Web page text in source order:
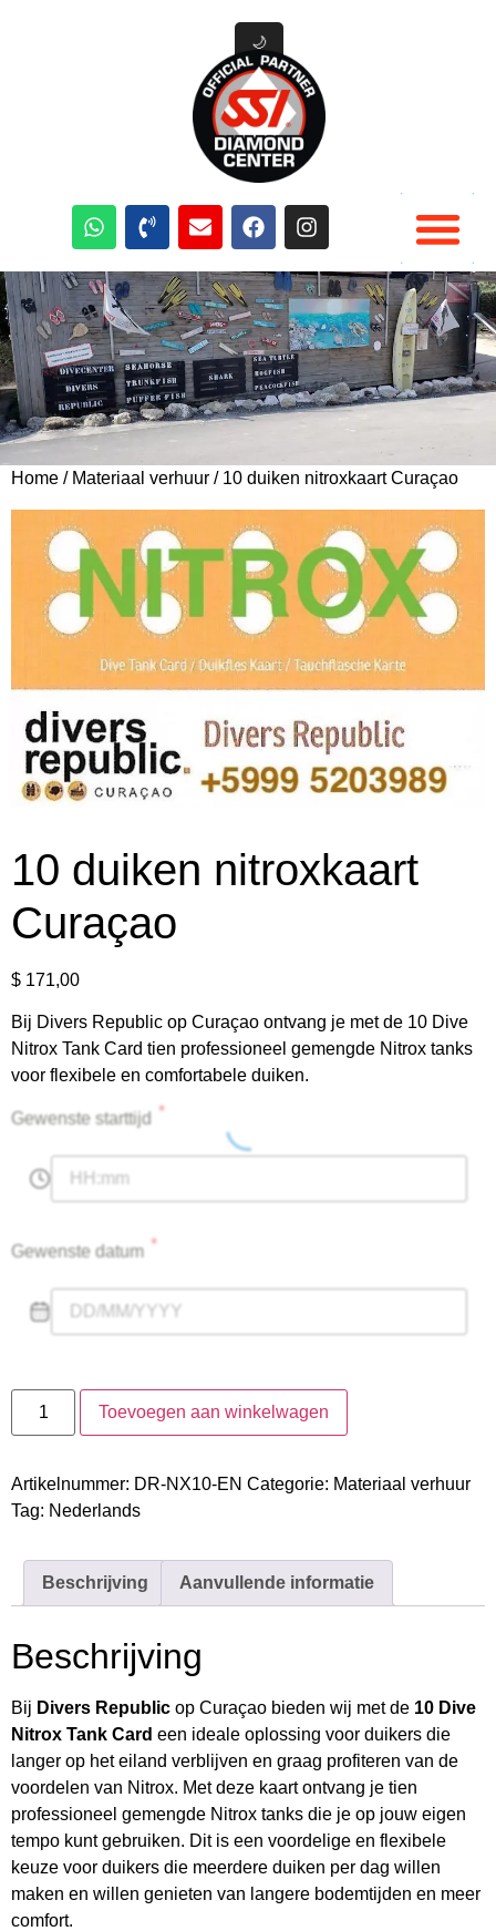
🌙
Home / Materiaal verhuur / 10 duiken nitroxkaart Curaçao
10 duiken nitroxkaart
Curaçao
$ 171,00
Bij Divers Republic op Curaçao ontvang je met de 10 Dive
Nitrox Tank Card tien professioneel gemengde Nitrox tanks
voor flexibele en comfortabele duiken.
Gewenste starttijd *
Gewenste datum *
Toevoegen aan winkelwagen
Artikelnummer: DR-NX10-EN Categorie: Materiaal verhuur
Tag: Nederlands
Beschrijving Aanvullende informatie
Beschrijving
Bij Divers Republic op Curaçao bieden wij met de 10 Dive
Nitrox Tank Card een ideale oplossing voor duikers die
langer op het eiland verblijven en graag profiteren van de
voordelen van Nitrox. Met deze kaart ontvang je tien
professioneel gemengde Nitrox tanks die je op jouw eigen
tempo kunt gebruiken. Dit is een voordelige en flexibele
keuze voor duikers die meerdere duiken per dag willen
maken en willen genieten van langere bodemtijden en meer
comfort.